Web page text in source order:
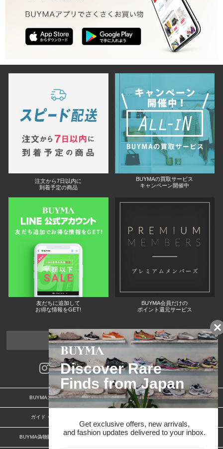
注文から7日以内に
到着予定の商品
BUYMAの買取サービス
キャンペーン開催中
友だちに追加して
お得な情報をGET!
BUYMA会員だけの
ポイント還元サービス
ページトップへ
BUYMAスタートガイド 安心への取り組み
ガイド・お問い合わせ
BUYMA偽物販売防止の取り組み BUYMA CARD